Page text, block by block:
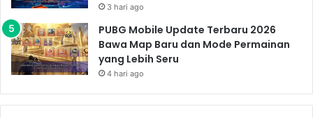
3 hari ago
PUBG Mobile Update Terbaru 2026
Bawa Map Baru dan Mode Permainan
yang Lebih Seru
4 hari ago